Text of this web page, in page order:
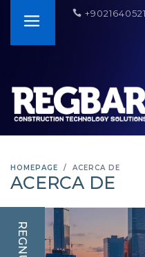
HOMEPAGE ACERCA DE
ACERCA DE